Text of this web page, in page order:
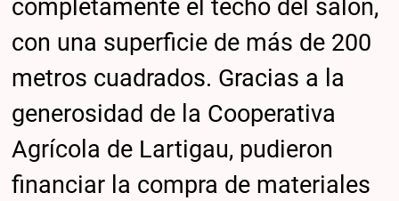
completamente el techo del salón,
con una superficie de más de 200
metros cuadrados. Gracias a la
generosidad de la Cooperativa
Agrícola de Lartigau, pudieron
financiar la compra de materiales